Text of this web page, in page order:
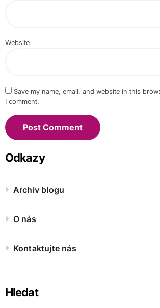
Website
Save my name, email, and website in this
I comment.
Odkazy
Archiv blogu
O nás
Kontaktujte nás
Hledat